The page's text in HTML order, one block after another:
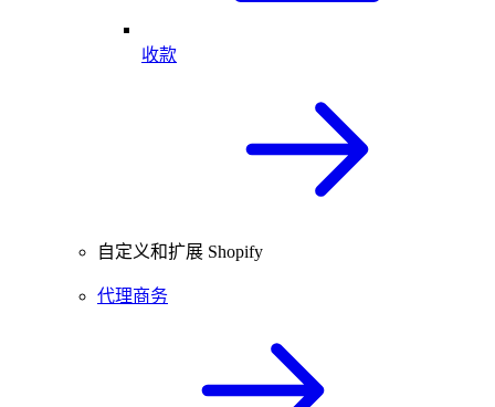
收款
自定义和扩展 Shopify
代理商务